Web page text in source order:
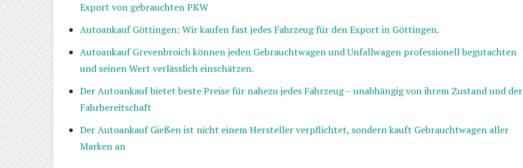
Export von gebrauchten PKW
Autoankauf Göttingen: Wir kaufen fast jedes Fahrzeug für den Export in Göttingen.
Autoankauf Grevenbroich können jeden Gebrauchtwagen und Unfallwagen professionell begutachten
und seinen Wert verlässlich einschätzen.
Der Autoankauf bietet beste Preise für nahezu jedes Fahrzeug – unabhängig von ihrem Zustand und der
Fahrbereitschaft
Der Autoankauf Gießen ist nicht einem Hersteller verpflichtet, sondern kauft Gebrauchtwagen aller
Marken an